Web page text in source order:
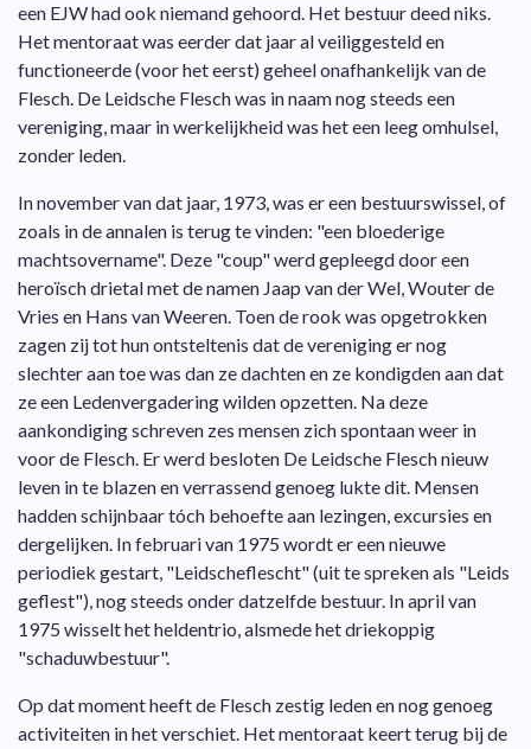
een EJW had ook niemand gehoord. Het bestuur deed niks.
Het mentoraat was eerder dat jaar al veiliggesteld en
functioneerde (voor het eerst) geheel onafhankelijk van de
Flesch. De Leidsche Flesch was in naam nog steeds een
vereniging, maar in werkelijkheid was het een leeg omhulsel,
zonder leden.
In november van dat jaar, 1973, was er een bestuurswissel, of
zoals in de annalen is terug te vinden: "een bloederige
machtsovername". Deze "coup" werd gepleegd door een
heroïsch drietal met de namen Jaap van der Wel, Wouter de
Vries en Hans van Weeren. Toen de rook was opgetrokken
zagen zij tot hun ontsteltenis dat de vereniging er nog
slechter aan toe was dan ze dachten en ze kondigden aan dat
ze een Ledenvergadering wilden opzetten. Na deze
aankondiging schreven zes mensen zich spontaan weer in
voor de Flesch. Er werd besloten De Leidsche Flesch nieuw
leven in te blazen en verrassend genoeg lukte dit. Mensen
hadden schijnbaar tóch behoefte aan lezingen, excursies en
dergelijken. In februari van 1975 wordt er een nieuwe
periodiek gestart, "Leidscheflescht" (uit te spreken als "Leids
geflest"), nog steeds onder datzelfde bestuur. In april van
1975 wisselt het heldentrio, alsmede het driekoppig
"schaduwbestuur".
Op dat moment heeft de Flesch zestig leden en nog genoeg
activiteiten in het verschiet. Het mentoraat keert terug bij de